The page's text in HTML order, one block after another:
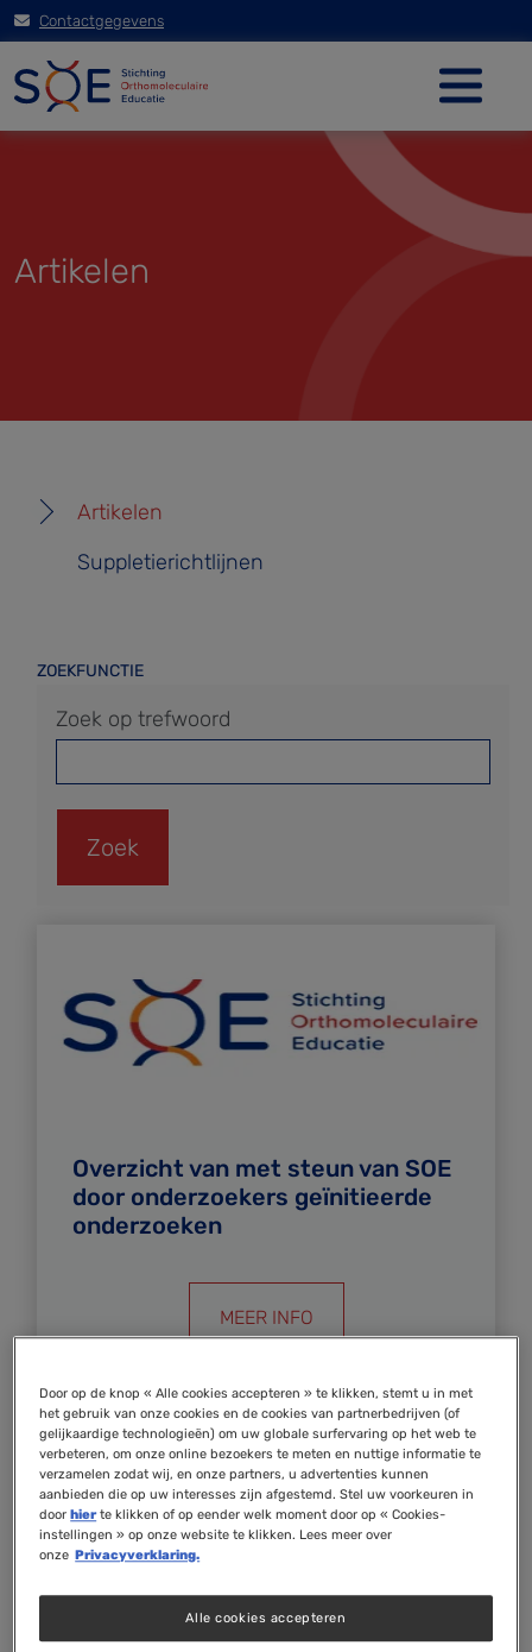
Contactgegevens
Artikelen
Artikelen
Suppletierichtlijnen
ZOEKFUNCTIE
Zoek op trefwoord
Overzicht van met steun van SOE
door onderzoekers geïnitieerde
onderzoeken
MEER INFO
Door op de knop « Alle cookies accepteren » te klikken, stemt u in met
het gebruik van onze cookies en de cookies van partnerbedrijven (of
gelijkaardige technologieën) om uw globale surfervaring op het web te
verbeteren, om onze online bezoekers te meten en nuttige informatie te
verzamelen zodat wij, en onze partners, u advertenties kunnen
aanbieden die op uw interesses zijn afgestemd. Stel uw voorkeuren in
doorhierte klikken of op eender welk moment door op « Cookies-
instellingen » op onze website te klikken. Lees meer over
onze Privacyverklaring.
Alle cookies accepteren